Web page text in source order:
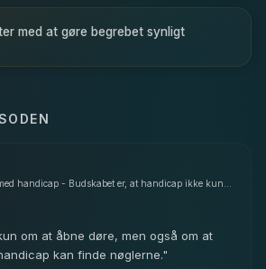
med at gøre begrebet synligt
om at åbne døre, men også om at
kan finde nøglerne."